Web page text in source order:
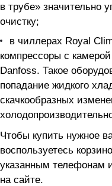
в трубе» значительно
очистку;
в чиллерах Royal
компрессоры с
Danfoss. Такое
попадание жидкого
скачкообразных
Чтобы купить нужное
воспользуетесь
указанным телефонам
на сайте.